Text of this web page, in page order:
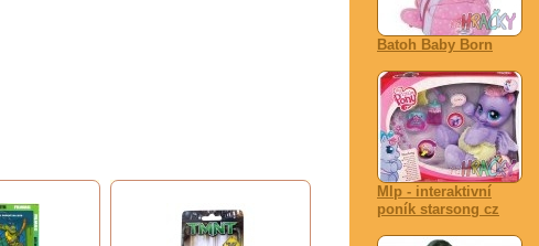
Batoh Baby Born
Mlp - interaktivní
poník starsong cz